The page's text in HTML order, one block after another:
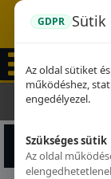
GDPR Sütik
Az oldal sütiket
működéshez,
engedélyezel.
Szükséges sütik
Az oldal
Kezdőlap